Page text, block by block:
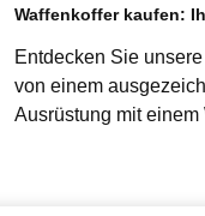
Waffenkoffer kaufen:
Entdecken Sie
von einem
Ausrüstung mit einem